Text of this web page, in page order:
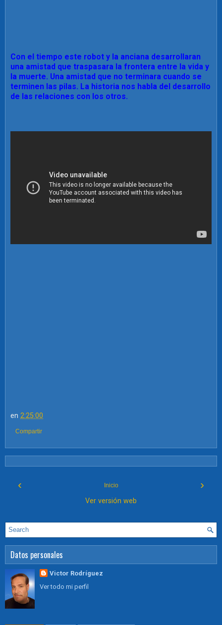
Con el tiempo este robot y la anciana desarrollaran
una amistad que traspasara la frontera entre la vida y
la muerte. Una amistad que no terminara cuando se
terminen las pilas. La historia nos habla del desarrollo
de las relaciones con los otros.
en 2:25:00
Compartir
‹ ›
Inicio
Ver versión web
Datos personales
Victor Rodríguez
Ver todo mi perfil